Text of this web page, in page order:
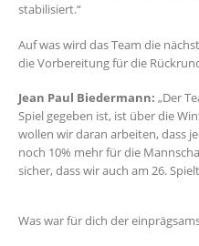
stabilisiert.“
Auf was wird das Team die
die Vorbereitung für die
Jean Paul Biedermann: „Der
Spiel gegeben ist, ist über die
wollen wir daran arbeiten, dass
noch 10% mehr für die
sicher, dass wir auch am 26.
Was war für dich der